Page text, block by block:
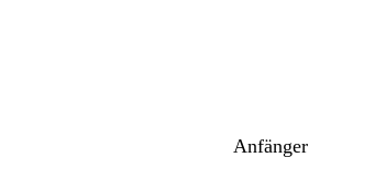
Anfänger